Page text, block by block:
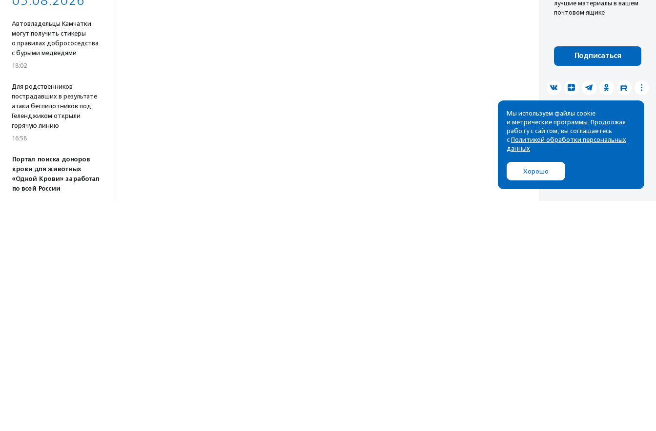
Автовладельцы Камчатки
могут получить стикеры
о правилах добрососедства
с бурыми медведями
18:02
Для родственников
пострадавших в результате
атаки беспилотников под
Геленджиком открыли
горячую линию
16:58
Портал поиска доноров
крови для животных
«Одной Крови» заработал
по всей России
лучшие материалы в вашем
почтовом ящике
Подписаться
Мы используем файлы cookie
и метрические программы. Продолжая
работу с сайтом, вы соглашаетесь
с Политикой обработки персональных
данных
Хорошо